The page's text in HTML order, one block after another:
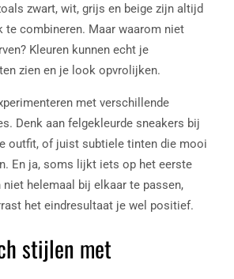
zwart, wit, grijs en beige zijn altijd
te combineren. Maar waarom niet
Kleuren kunnen echt je
zien en je look opvrolijken.
met verschillende
Denk aan felgekleurde sneakers bij
outfit, of juist subtiele tinten die mooi
En ja, soms lijkt iets op het eerste
helemaal bij elkaar te passen,
het eindresultaat je wel positief.
stijlen met